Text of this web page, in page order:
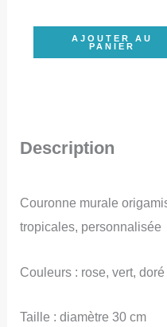
de
murale,
mural
flamant
jungle
AJOUTER AU
PANIER
Description
Couronne murale
tropicales, personnalisée
Couleurs : rose, vert,
Taille : diamètre 30 cm